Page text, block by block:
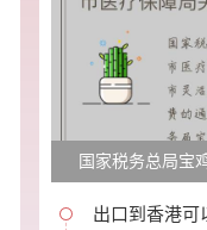
国家税务总局宝
局关于2022年
出口到香港可